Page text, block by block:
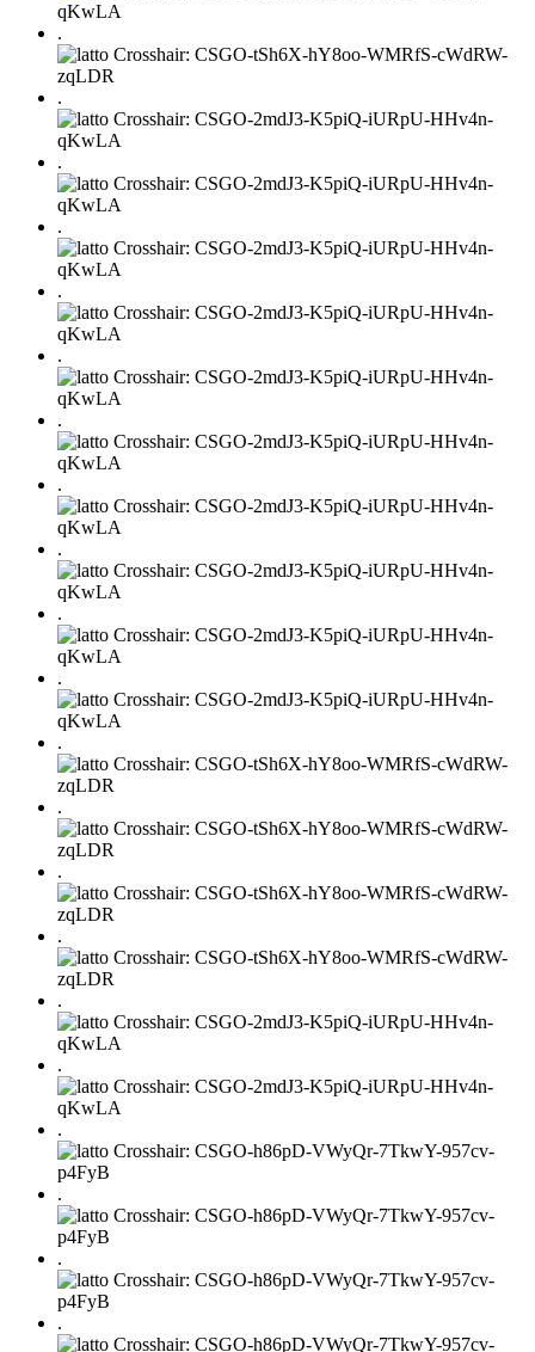
.
.
.
.
.
.
.
.
.
.
.
.
.
.
.
.
.
.
.
.
.